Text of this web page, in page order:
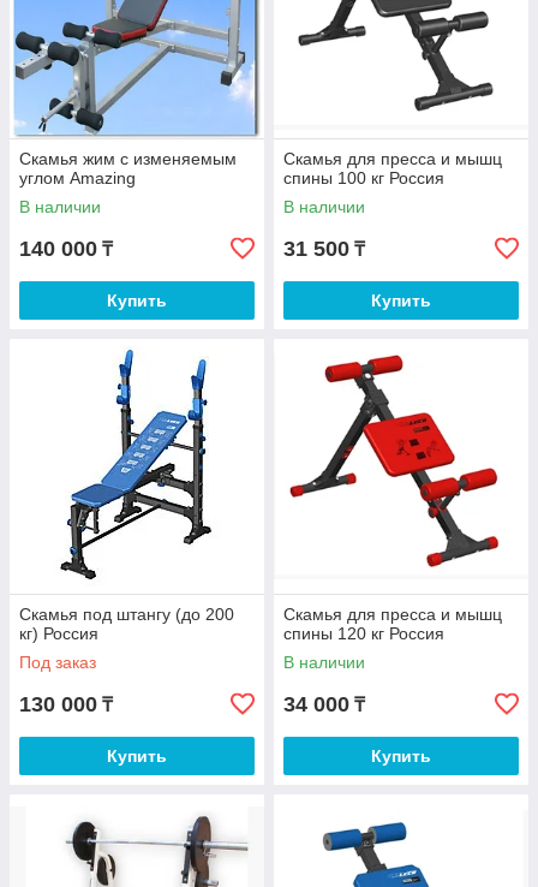
Скамья жим с изменяемым
углом Amazing
В наличии
140 000 ₸
Купить
Скамья для пресса и мышц
спины 100 кг Россия
В наличии
31 500 ₸
Купить
Скамья под штангу (до 200
кг) Россия
Под заказ
130 000 ₸
Купить
Скамья для пресса и мышц
спины 120 кг Россия
В наличии
34 000 ₸
Купить